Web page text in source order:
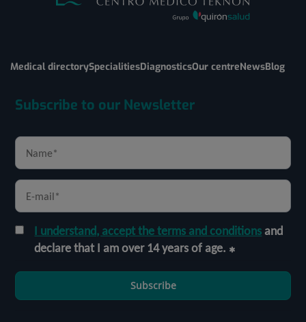
Medical directorySpecialitiesDiagnosticsOur centreNewsBlog
Subscribe to our Newsletter
I understand, accept the terms and conditionsand
declare that I am over 14 years of age.
Subscribe